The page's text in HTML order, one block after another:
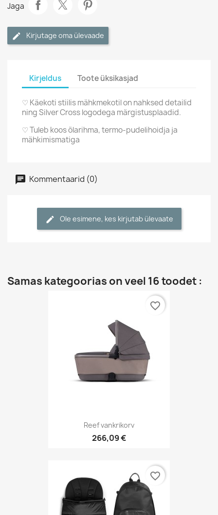
Jaga
Kirjutage oma ülevaade
Kirjeldus Toote üksikasjad
♡ Käekoti stiilis mähkmekotil on nahksed detailid
ning Silver Cross logodega märgistusplaadid.
♡ Tuleb koos õlarihma, termo-pudelihoidja ja
mähkimismatiga
Kommentaarid (0)
Ole esimene, kes kirjutab ülevaate
Samas kategoorias on veel 16 toodet :
Reef vankrikorv
266,09 €
favorite_border
favorite_border